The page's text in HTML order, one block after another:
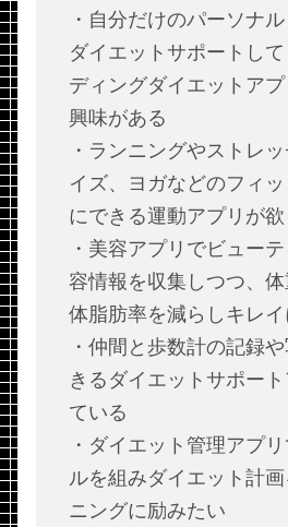
・自分だけのパーソナ
ダイエットサポートし
ディングダイエットアプ
興味がある
・ランニングやストレ
イズ、ヨガなどのフィ
にできる運動アプリが
・美容アプリでビュー
容情報を収集しつつ、
体脂肪率を減らしキレ
・仲間と歩数計の記録
きるダイエットサポー
ている
・ダイエット管理アプ
ルを組みダイエット計
ニングに励みたい